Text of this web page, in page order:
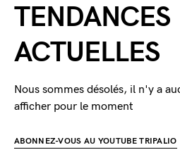
TENDANCES
ACTUELLES
Nous sommes désolés, il n'y a
afficher pour le moment
ABONNEZ-VOUS AU YOUTUBE TRIPALIO